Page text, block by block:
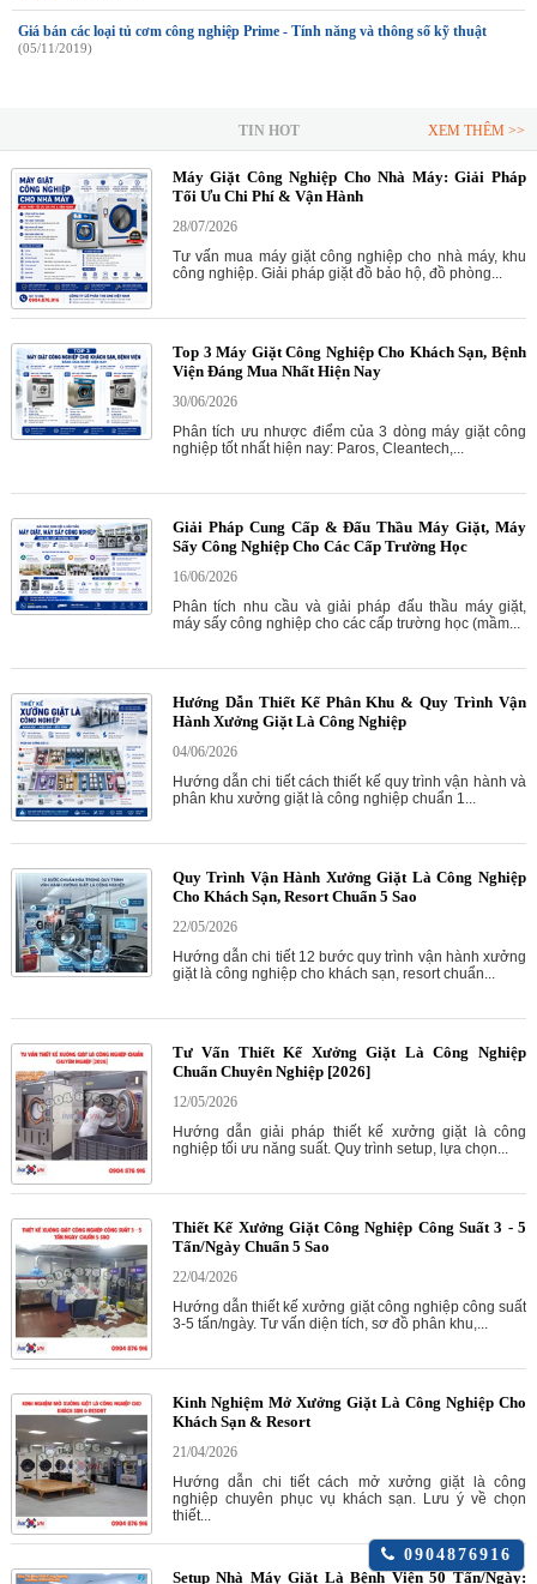
Giá bán các loại tủ cơm công nghiệp Prime - Tính năng và thông số kỹ thuật
(05/11/2019)
TIN HOT XEM THÊM >>
Máy Giặt Công Nghiệp Cho Nhà Máy: Giải Pháp
Tối Ưu Chi Phí & Vận Hành
28/07/2026
Tư vấn mua máy giặt công nghiệp cho nhà máy, khu
công nghiệp. Giải pháp giặt đồ bảo hộ, đồ phòng...
Top 3 Máy Giặt Công Nghiệp Cho Khách Sạn, Bệnh
Viện Đáng Mua Nhất Hiện Nay
30/06/2026
Phân tích ưu nhược điểm của 3 dòng máy giặt công
nghiệp tốt nhất hiện nay: Paros, Cleantech,...
Giải Pháp Cung Cấp & Đấu Thầu Máy Giặt, Máy
Sấy Công Nghiệp Cho Các Cấp Trường Học
16/06/2026
Phân tích nhu cầu và giải pháp đấu thầu máy giặt,
máy sấy công nghiệp cho các cấp trường học (mầm...
Hướng Dẫn Thiết Kế Phân Khu & Quy Trình Vận
Hành Xưởng Giặt Là Công Nghiệp
04/06/2026
Hướng dẫn chi tiết cách thiết kế quy trình vận hành và
phân khu xưởng giặt là công nghiệp chuẩn 1...
Quy Trình Vận Hành Xưởng Giặt Là Công Nghiệp
Cho Khách Sạn, Resort Chuẩn 5 Sao
22/05/2026
Hướng dẫn chi tiết 12 bước quy trình vận hành xưởng
giặt là công nghiệp cho khách sạn, resort chuẩn...
Tư Vấn Thiết Kế Xưởng Giặt Là Công Nghiệp
Chuẩn Chuyên Nghiệp [2026]
12/05/2026
Hướng dẫn giải pháp thiết kế xưởng giặt là công
nghiệp tối ưu năng suất. Quy trình setup, lựa chọn...
Thiết Kế Xưởng Giặt Công Nghiệp Công Suất 3 - 5
Tấn/Ngày Chuẩn 5 Sao
22/04/2026
Hướng dẫn thiết kế xưởng giặt công nghiệp công suất
3-5 tấn/ngày. Tư vấn diện tích, sơ đồ phân khu,...
Kinh Nghiệm Mở Xưởng Giặt Là Công Nghiệp Cho
Khách Sạn & Resort
21/04/2026
Hướng dẫn chi tiết cách mở xưởng giặt là công
nghiệp chuyên phục vụ khách sạn. Lưu ý về chọn
thiết...
Setup Nhà Máy Giặt Là Bệnh Viện 50 Tấn/Ngày:
Click
để
0904876916